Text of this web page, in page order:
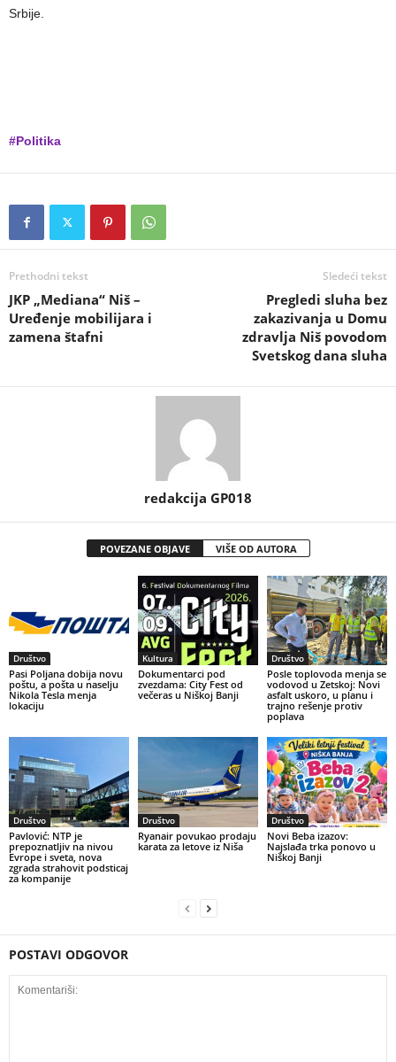
Srbije.
#Politika
Prethodni tekst
JKP „Mediana“ Niš –
Uređenje mobilijara i
zamena štafni
Sledeći tekst
Pregledi sluha bez
zakazivanja u Domu
zdravlja Niš povodom
Svetskog dana sluha
redakcija GP018
POVEZANE OBJAVE VIŠE OD AUTORA
Društvo
Pasi Poljana dobija novu
poštu, a pošta u naselju
Nikola Tesla menja
lokaciju
Kultura
Dokumentarci pod
zvezdama: City Fest od
večeras u Niškoj Banji
Društvo
Posle toplovoda menja se
vodovod u Zetskoj: Novi
asfalt uskoro, u planu i
trajno rešenje protiv
poplava
Društvo
Pavlović: NTP je
prepoznatljiv na nivou
Evrope i sveta, nova
zgrada strahovit podsticaj
za kompanije
Društvo
Ryanair povukao prodaju
karata za letove iz Niša
Društvo
Novi Beba izazov:
Najslađa trka ponovo u
Niškoj Banji
POSTAVI ODGOVOR